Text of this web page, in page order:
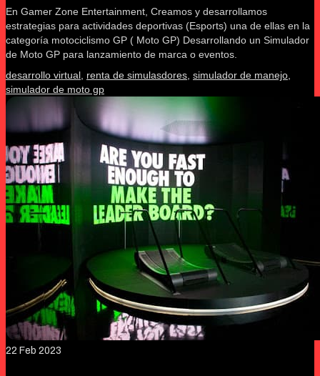
En Gamer Zone Entertainment, Creamos y desarrollamos
estrategias para actividades deportivas (Esports) una de ellas en la
categoría motociclismo GP ( Moto GP) Desarrollando un Simulador
de Moto GP para lanzamiento de marca o eventos.
desarrollo virtual renta de simulasdores simulador de manejo
simulador de moto gp
22 Feb 2023